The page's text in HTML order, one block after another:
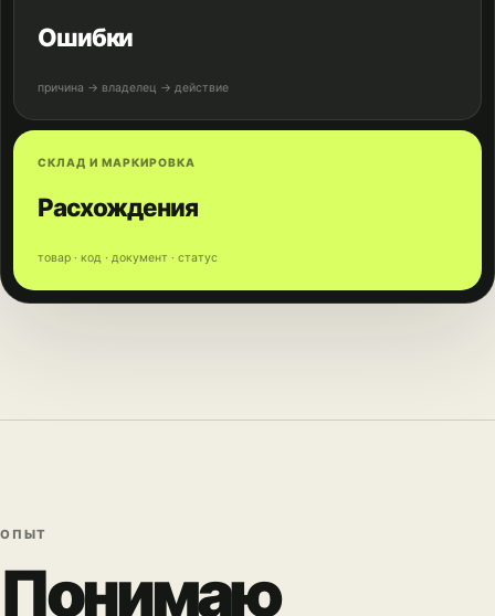
Ошибки
причина → владелец → действие
СКЛАД И МАРКИРОВКА
Расхождения
товар · код · документ · статус
ОПЫТ
Понимаю